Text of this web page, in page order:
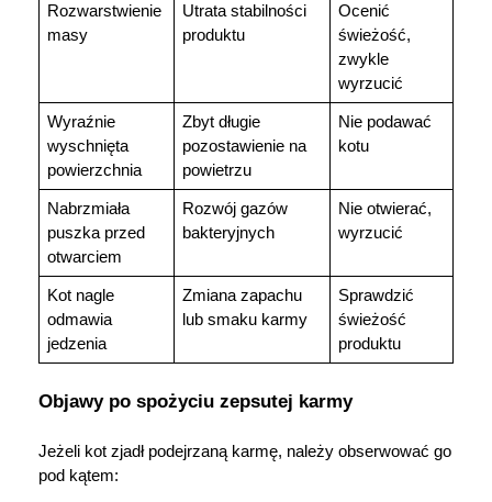
Rozwarstwienie
masy
Utrata stabilności
produktu
Ocenić
świeżość,
zwykle
wyrzucić
Wyraźnie
wyschnięta
powierzchnia
Zbyt długie
pozostawienie na
powietrzu
Nie podawać
kotu
Nabrzmiała
puszka przed
otwarciem
Rozwój gazów
bakteryjnych
Nie otwierać,
wyrzucić
Kot nagle
odmawia
jedzenia
Zmiana zapachu
lub smaku karmy
Sprawdzić
świeżość
produktu
Objawy po spożyciu zepsutej karmy
Jeżeli kot zjadł podejrzaną karmę, należy obserwować go
pod kątem: